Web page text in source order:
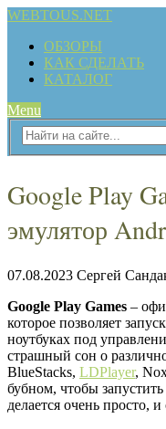
WEBTOUS.NET
ОБЗОРЫ
КАК СДЕЛАТЬ
КАТАЛОГ
Menu
Google Play
эмулятор
07.08.2023 Сергей
Google Play Games –
которое позволяет
ноутбуках под
страшный сон о
BlueStacks, LDPlayer,
бубном, чтобы
делается очень просто,